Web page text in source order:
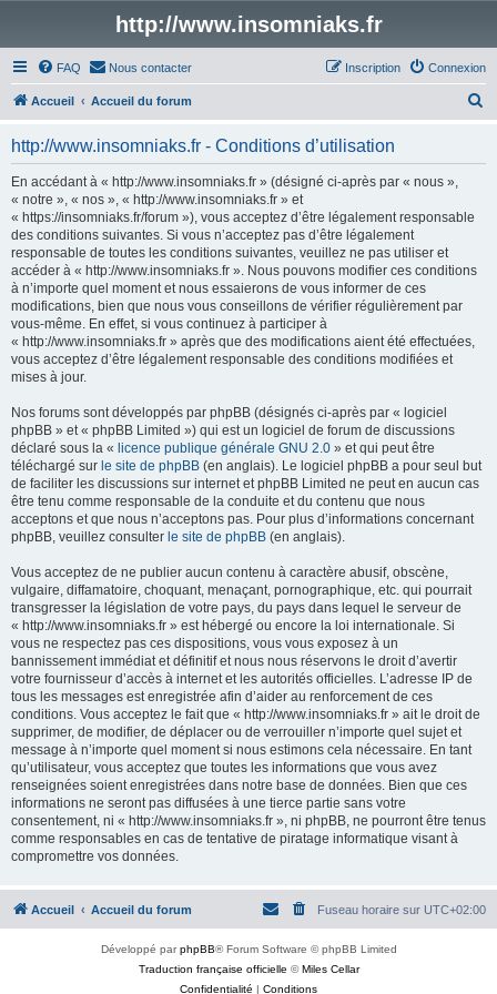
http://www.insomniaks.fr
FAQ Nous contacter Connexion
Inscription
Accueil Accueil du forum
http://www.insomniaks.fr - Conditions d’utilisation
En accédant à « http://www.insomniaks.fr » (désigné ci-après par « nous »,
« notre », « nos », « http://www.insomniaks.fr » et
« https://insomniaks.fr/forum »), vous acceptez d’être légalement responsable
des conditions suivantes. Si vous n’acceptez pas d’être légalement
responsable de toutes les conditions suivantes, veuillez ne pas utiliser et
accéder à « http://www.insomniaks.fr ». Nous pouvons modifier ces conditions
à n’importe quel moment et nous essaierons de vous informer de ces
modifications, bien que nous vous conseillons de vérifier régulièrement par
vous-même. En effet, si vous continuez à participer à
« http://www.insomniaks.fr » après que des modifications aient été effectuées,
vous acceptez d’être légalement responsable des conditions modifiées et
mises à jour.
Nos forums sont développés par phpBB (désignés ci-après par « logiciel
phpBB » et « phpBB Limited ») qui est un logiciel de forum de discussions
déclaré sous la « licence publique générale GNU 2.0 » et qui peut être
téléchargé sur le site de phpBB (en anglais). Le logiciel phpBB a pour seul but
de faciliter les discussions sur internet et phpBB Limited ne peut en aucun cas
être tenu comme responsable de la conduite et du contenu que nous
acceptons et que nous n’acceptons pas. Pour plus d’informations concernant
phpBB, veuillez consulter le site de phpBB (en anglais).
Vous acceptez de ne publier aucun contenu à caractère abusif, obscène,
vulgaire, diffamatoire, choquant, menaçant, pornographique, etc. qui pourrait
transgresser la législation de votre pays, du pays dans lequel le serveur de
« http://www.insomniaks.fr » est hébergé ou encore la loi internationale. Si
vous ne respectez pas ces dispositions, vous vous exposez à un
bannissement immédiat et définitif et nous nous réservons le droit d’avertir
votre fournisseur d’accès à internet et les autorités officielles. L’adresse IP de
tous les messages est enregistrée afin d’aider au renforcement de ces
conditions. Vous acceptez le fait que « http://www.insomniaks.fr » ait le droit de
supprimer, de modifier, de déplacer ou de verrouiller n’importe quel sujet et
message à n’importe quel moment si nous estimons cela nécessaire. En tant
qu’utilisateur, vous acceptez que toutes les informations que vous avez
renseignées soient enregistrées dans notre base de données. Bien que ces
informations ne seront pas diffusées à une tierce partie sans votre
consentement, ni « http://www.insomniaks.fr », ni phpBB, ne pourront être tenus
comme responsables en cas de tentative de piratage informatique visant à
compromettre vos données.
Accueil Accueil du forum Fuseau horaire sur UTC+02:00
Développé parphpBB® Forum Software © phpBB Limited
Traduction française officielle ©Miles Cellar
Confidentialité | Conditions